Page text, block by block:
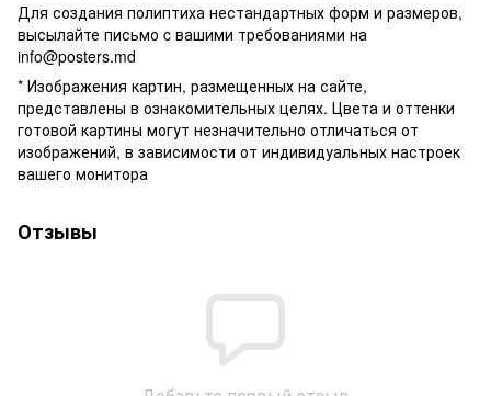
Для создания полиптиха нестандартных форм и размеров,
высылайте письмо c вашими требованиями на
info@posters.md
* Изображения картин, размещенных на сайте,
представлены в ознакомительных целях. Цвета и оттенки
готовой картины могут незначительно отличаться от
изображений, в зависимости от индивидуальных настроек
вашего монитора
Отзывы